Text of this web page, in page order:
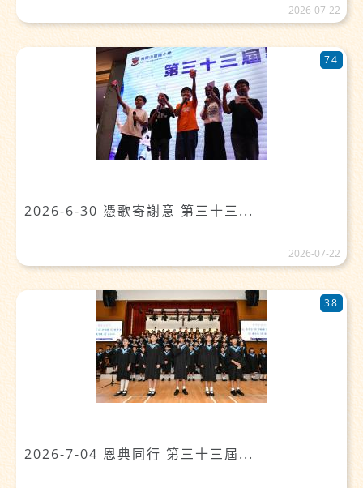
2026-07-22
2026-6-30 憑歌寄謝意 第三十三...
74
2026-07-22
2026-7-04 恩典同行 第三十三屆...
38